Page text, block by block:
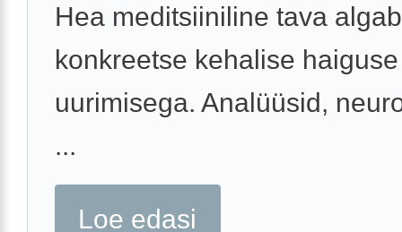
Hea meditsiiniline tava algab
konkreetse kehalise haiguse
uurimisega. Analüüsid,
...
Loe edasi